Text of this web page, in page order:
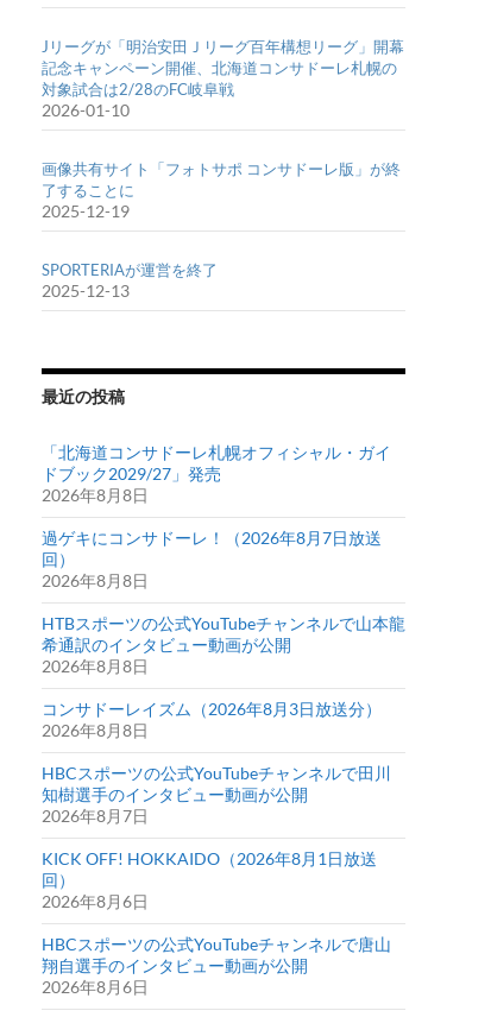
Jリーグが「明治安田Ｊリーグ百年構想リーグ」開幕
記念キャンペーン開催、北海道コンサドーレ札幌の
対象試合は2/28のFC岐阜戦
2026-01-10
画像共有サイト「フォトサポ コンサドーレ版」が終
了することに
2025-12-19
SPORTERIAが運営を終了
2025-12-13
最近の投稿
「北海道コンサドーレ札幌オフィシャル・ガイ
ドブック2029/27」発売
2026年8月8日
過ゲキにコンサドーレ！（2026年8月7日放送
回）
2026年8月8日
HTBスポーツの公式YouTubeチャンネルで山本龍
希通訳のインタビュー動画が公開
2026年8月8日
コンサドーレイズム（2026年8月3日放送分）
2026年8月8日
HBCスポーツの公式YouTubeチャンネルで田川
知樹選手のインタビュー動画が公開
2026年8月7日
KICK OFF! HOKKAIDO（2026年8月1日放送
回）
2026年8月6日
HBCスポーツの公式YouTubeチャンネルで唐山
翔自選手のインタビュー動画が公開
2026年8月6日